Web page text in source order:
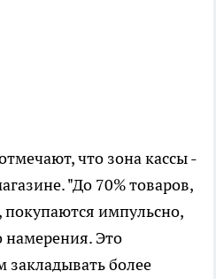
что зона кассы -
"До 70% товаров,
импульсно,
намерения. Это
закладывать более